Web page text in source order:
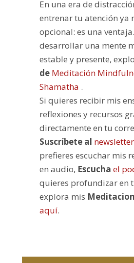
En una era de
entrenar tu atención ya
opcional: es una
desarrollar una mente
estable y presente,
de Meditación
Shamatha .
Si quieres recibir mis
reflexiones y recursos
directamente en tu
Suscríbete al
prefieres escuchar mis
en audio, Escucha el
quieres profundizar en
explora mis
aquí.